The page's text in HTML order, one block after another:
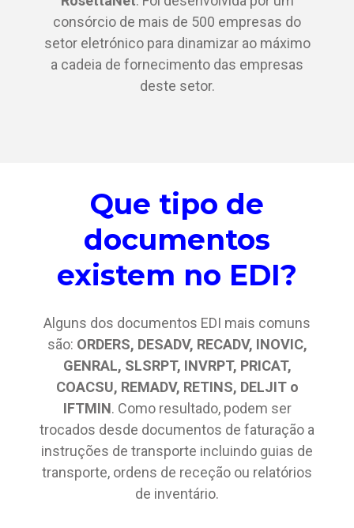
consórcio de mais de 500 empresas do
setor eletrónico para dinamizar ao máximo
a cadeia de fornecimento das empresas
deste setor.
Que tipo de
documentos
existem no EDI?
Alguns dos documentos EDI mais comuns
são: ORDERS, DESADV, RECADV, INOVIC,
GENRAL, SLSRPT, INVRPT, PRICAT,
COACSU, REMADV, RETINS, DELJIT o
IFTMIN. Como resultado, podem ser
trocados desde documentos de faturação a
instruções de transporte incluindo guias de
transporte, ordens de receção ou relatórios
de inventário.